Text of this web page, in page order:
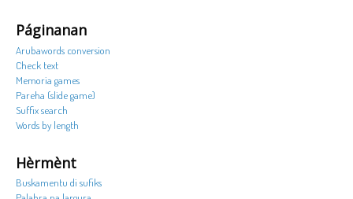
Páginanan
Arubawords conversion
Check text
Memoria games
Pareha (slide game)
Suffix search
Words by length
Hèrmènt
Buskamentu di sufiks